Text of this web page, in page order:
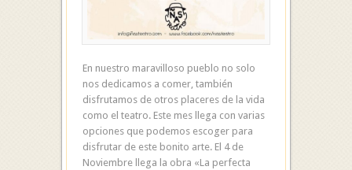
En nuestro maravilloso pueblo no solo
nos dedicamos a comer, también
disfrutamos de otros placeres de la vida
como el teatro. Este mes llega con varias
opciones que podemos escoger para
disfrutar de este bonito arte. El 4 de
Noviembre llega la obra «La perfecta